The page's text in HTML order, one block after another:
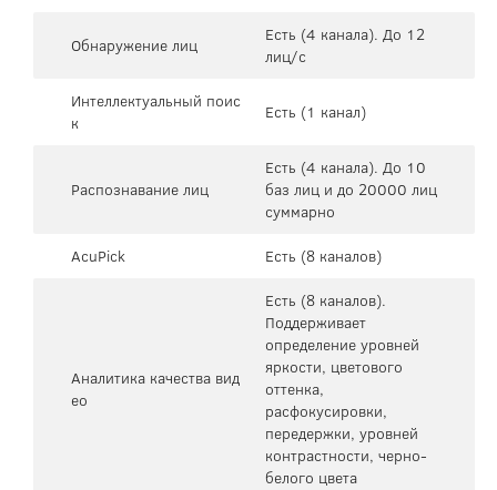
Обнаружение лиц
Есть (4 канала). До 12
лиц/с
Интеллектуальный поис
к
Есть (1 канал)
Распознавание лиц
Есть (4 канала). До 10
баз лиц и до 20000 лиц
суммарно
AcuPick
Есть (8 каналов)
Аналитика качества вид
ео
Есть (8 каналов).
Поддерживает
определение уровней
яркости, цветового
оттенка,
расфокусировки,
передержки, уровней
контрастности, черно-
белого цвета